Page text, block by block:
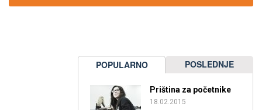
POPULARNO POSLEDNJE
Priština za početnike
18.02.2015